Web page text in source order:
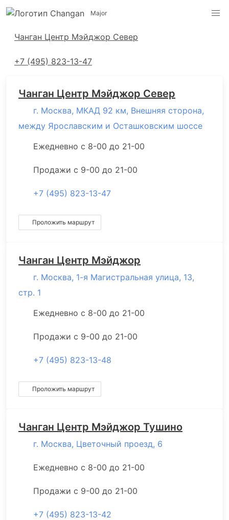
Major
Чанган Центр Мэйджор Север
+7 (495) 823-13-47
Адреса салонов
Чанган Центр Мэйджор Север
г. Москва, МКАД 92 км, Внешняя сторона,
между Ярославским и Осташковским шоссе
Ежедневно с 8-00 до 21-00
Продажи с 9-00 до 21-00
+7 (495) 823-13-47
Проложить маршрут
Чанган Центр Мэйджор
г. Москва, 1-я Магистральная улица, 13,
стр. 1
Ежедневно с 8-00 до 21-00
Продажи с 9-00 до 21-00
+7 (495) 823-13-48
Проложить маршрут
Чанган Центр Мэйджор Тушино
г. Москва, Цветочный проезд, 6
Ежедневно с 8-00 до 21-00
Продажи с 9-00 до 21-00
+7 (495) 823-13-42